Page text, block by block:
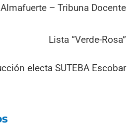
– Tribuna Docente
Lista “Verde-Rosa”
electa SUTEBA Escobar